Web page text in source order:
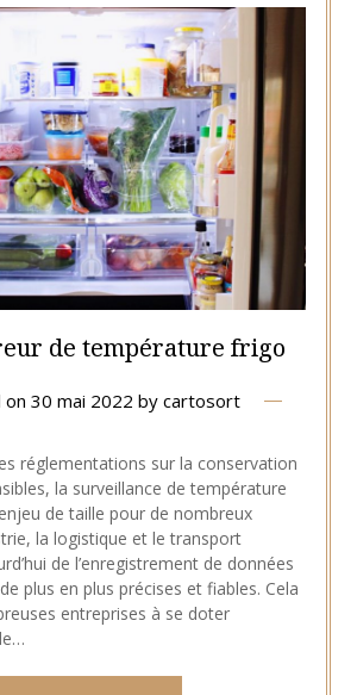
de température frigo
on 30 mai 2022 by cartosort
réglementations sur la conservation
la surveillance de température
de taille pour de nombreux
la logistique et le transport
de l’enregistrement de données
plus en plus précises et fiables. Cela
entreprises à se doter